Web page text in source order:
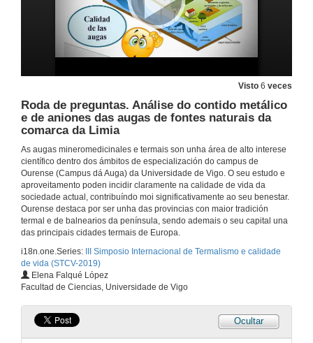
Visto 6 veces
Roda de preguntas. Análise do contido metálico
e de aniones das augas de fontes naturais da
comarca da Limia
As augas mineromedicinales e termais son unha área de alto interese
científico dentro dos ámbitos de especialización do campus de
Ourense (Campus dá Auga) da Universidade de Vigo. O seu estudo e
aproveitamento poden incidir claramente na calidade de vida da
sociedade actual, contribuíndo moi significativamente ao seu benestar.
Ourense destaca por ser unha das provincias con maior tradición
termal e de balnearios da península, sendo ademais o seu capital una
das principais cidades termais de Europa.
i18n.one.Series:
III Simposio Internacional de Termalismo e calidade
de vida (STCV-2019)
Elena Falqué López
Facultad de Ciencias, Universidade de Vigo
Ocultar
Rolda de preguntas. Sesión Plenaria
18 de set. de 2019
18 de set. de 2019
18 de set. de 2019
18 de set. de 2019
18 de set. de 2019
Rolda de preguntas. Novas achegas e innovación na investigación de peloides termais